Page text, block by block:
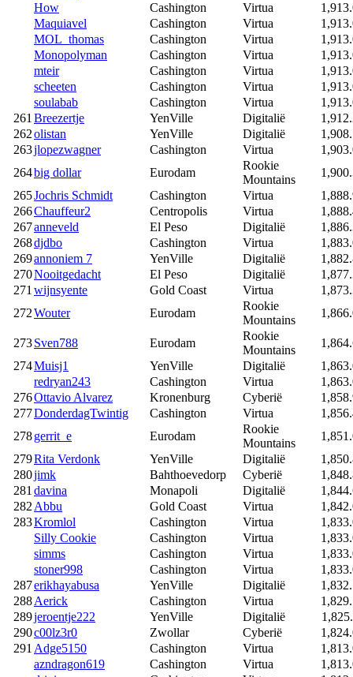
How
Cashington Virtua
Maquiavel
Cashington Virtua
MOL_thomas
Cashington Virtua
Monopolyman
Cashington Virtua
mteir
Cashington Virtua
scheeten
Cashington Virtua
soulabab
Cashington Virtua
261Breezertje YenVille Digitalië
262olistan YenVille Digitalië
263jlopezwagner Cashington Virtua
264big dollar Eurodam
Rookie
Mountains
265Jochris Schmidt Cashington Virtua
266Chauffeur2 Centropolis Virtua
267anneveld El Peso Digitalië
268djdbo Cashington Virtua
269annoniem 7 YenVille Digitalië
270Nooitgedacht El Peso Digitalië
271wijnsyente Gold Coast Virtua
272Wouter Eurodam
Rookie
Mountains
273Sven788 Eurodam
Rookie
Mountains
274Muisj1 YenVille Digitalië
redryan243
Cashington Virtua
276Ottavio Alvarez Kronenburg Cyberië
277DonderdagTwintig Cashington Virtua
278gerrit_e Eurodam
Rookie
Mountains
279Rita Verdonk YenVille Digitalië
280jimk Bahthoevedorp Cyberië
281davina Monapoli Digitalië
282Abbu Gold Coast Virtua
283Kromlol Cashington Virtua
Silly Cookie
Cashington Virtua
simms
Cashington Virtua
stoner998
Cashington Virtua
287erikhayabusa YenVille Digitalië
288Aerick Cashington Virtua
289jeroentje222 YenVille Digitalië
290c00lz3r0 Zwollar Cyberië
291Adge5150 Cashington Virtua
azndragon619
Cashington Virtua